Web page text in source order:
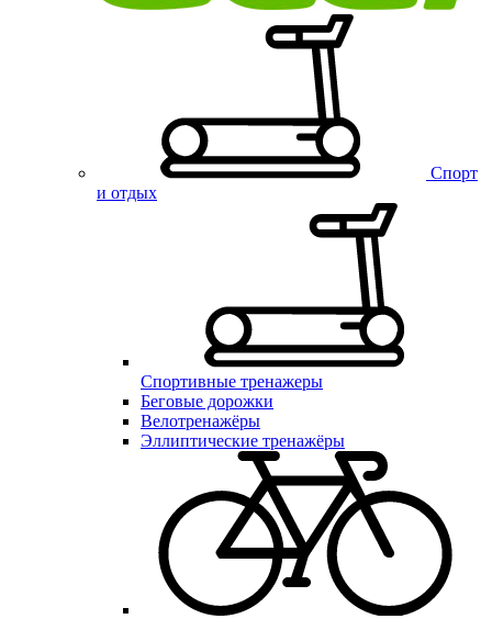
Спорт
и отдых
Спортивные тренажеры
Беговые дорожки
Велотренажёры
Эллиптические тренажёры